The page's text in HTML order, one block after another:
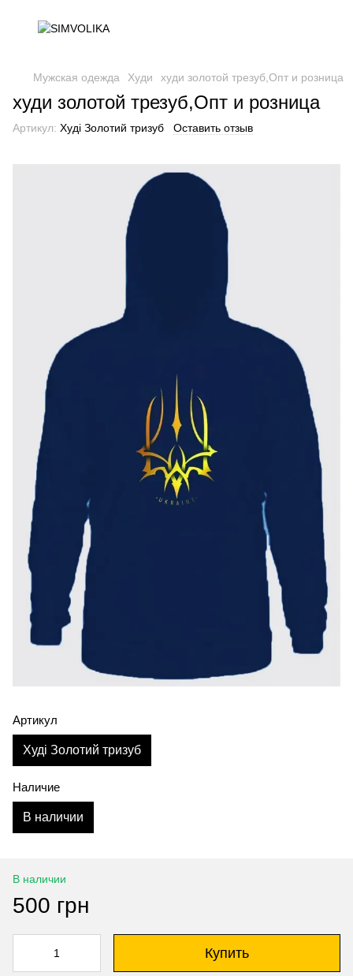
Мужская одежда Худи худи золотой трезуб,Опт и розница
худи золотой трезуб,Опт и розница
Артикул: Худі Золотий тризуб Оставить отзыв
Артикул
Худі Золотий тризуб
Наличие
В наличии
В наличии
500 грн
Купить